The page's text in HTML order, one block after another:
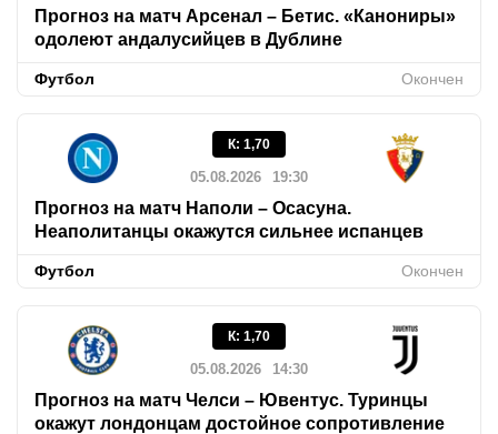
Прогноз на матч Арсенал – Бетис. «Канониры»
одолеют андалусийцев в Дублине
Футбол Окончен
К: 1,70
05.08.2026 19:30
Прогноз на матч Наполи – Осасуна.
Неаполитанцы окажутся сильнее испанцев
Футбол Окончен
К: 1,70
05.08.2026 14:30
Прогноз на матч Челси – Ювентус. Туринцы
окажут лондонцам достойное сопротивление